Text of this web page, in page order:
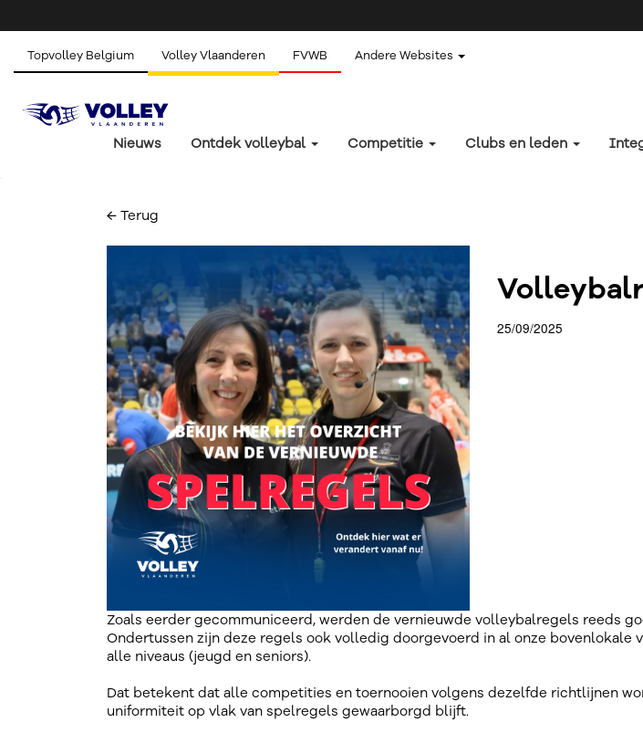
Topvolley Belgium Volley Vlaanderen FVWB Andere Websites
Nieuws Ontdek volleybal Competitie Clubs en leden
← Terug
25/09/2025
Zoals eerder gecommuniceerd, werden de vernieuwde volleybalregels reeds
Ondertussen zijn deze regels ook volledig doorgevoerd in al onze bovenlokale
alle niveaus (jeugd en seniors).
Dat betekent dat alle competities en toernooien volgens dezelfde richtlijnen
uniformiteit op vlak van spelregels gewaarborgd blijft.